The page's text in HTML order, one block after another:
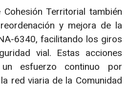
Territorial también
y mejora de la
6340, facilitando los giros
vial. Estas acciones
esfuerzo continuo por
red viaria de la Comunidad